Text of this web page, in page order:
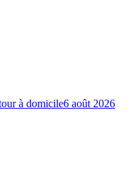
à domicile6 août 2026